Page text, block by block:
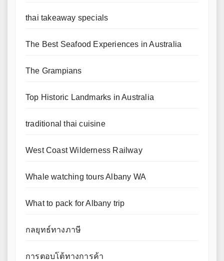
thai takeaway specials
The Best Seafood Experiences in Australia
The Grampians
Top Historic Landmarks in Australia
traditional thai cuisine
West Coast Wilderness Railway
Whale watching tours Albany WA
What to pack for Albany trip
กลยุทธ์ทางภาษี
การตอบโต้ทางการค้า